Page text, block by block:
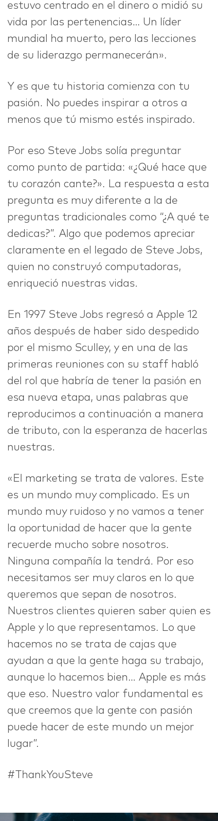
estuvo centrado en el dinero o midió su
vida por las pertenencias… Un líder
mundial ha muerto, pero las lecciones
de su liderazgo permanecerán».
Y es que tu historia comienza con tu
pasión. No puedes inspirar a otros a
menos que tú mismo estés inspirado.
Por eso Steve Jobs solía preguntar
como punto de partida: «¿Qué hace que
tu corazón cante?». La respuesta a esta
pregunta es muy diferente a la de
preguntas tradicionales como “¿A qué te
dedicas?”. Algo que podemos apreciar
claramente en el legado de Steve Jobs,
quien no construyó computadoras,
enriqueció nuestras vidas.
En 1997 Steve Jobs regresó a Apple 12
años después de haber sido despedido
por el mismo Sculley, y en una de las
primeras reuniones con su staff habló
del rol que habría de tener la pasión en
esa nueva etapa, unas palabras que
reproducimos a continuación a manera
de tributo, con la esperanza de hacerlas
nuestras.
«El marketing se trata de valores. Este
es un mundo muy complicado. Es un
mundo muy ruidoso y no vamos a tener
la oportunidad de hacer que la gente
recuerde mucho sobre nosotros.
Ninguna compañía la tendrá. Por eso
necesitamos ser muy claros en lo que
queremos que sepan de nosotros.
Nuestros clientes quieren saber quien es
Apple y lo que representamos. Lo que
hacemos no se trata de cajas que
ayudan a que la gente haga su trabajo,
aunque lo hacemos bien… Apple es más
que eso. Nuestro valor fundamental es
que creemos que la gente con pasión
puede hacer de este mundo un mejor
lugar”.
#ThankYouSteve